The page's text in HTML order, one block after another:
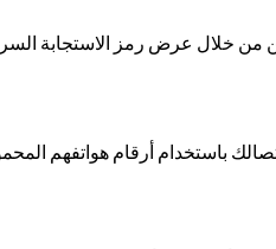
باستخدام أرقام هواتفهم